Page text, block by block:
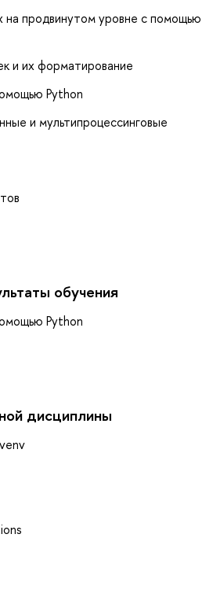
на продвинутом уровне с помощью
и их форматирование
Python
и мультипроцессинговые
обучения
Python
дисциплины